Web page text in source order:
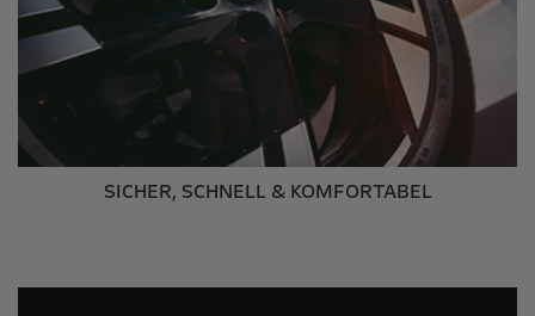
SICHER, SCHNELL & KOMFORTABEL